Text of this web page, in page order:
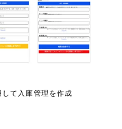
て入庫管理を作成